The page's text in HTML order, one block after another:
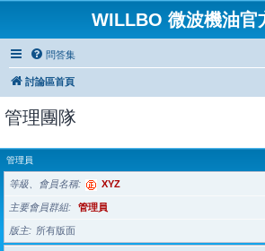
WILLBO 微波機油官
問答集
討論區首頁
管理團隊
管理員
等級、會員名稱 XYZ
主要會員群組 管理員
版主 所有版面